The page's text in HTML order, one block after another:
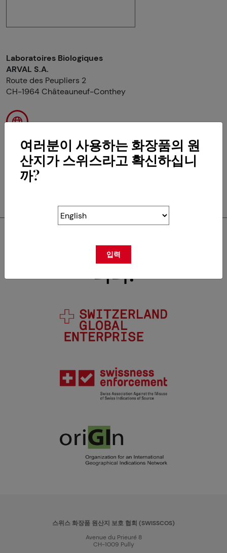
Laboratoires Biologiques
ARVAL S.A.
Route des Peupliers 2
CH-1964 Châteauneuf-Conthey
RETOUR
Swisscos는 다음의 회원입
니다.
스위스 화장품 원산지 보호 협회 (SWISSCOS)
Avenue du Prieuré 8
CH-1009 Pully
여러분이 사용하는 화장품의 원
산지가 스위스라고 확신하십니
까?
입력